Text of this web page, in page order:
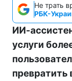
Не трать
РБК-
ИИ-
услуги
превратить